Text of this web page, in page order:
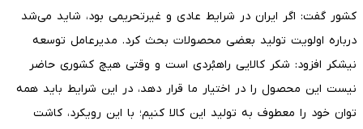
کشور گفت: اگر ایران در شرایط عادی و غیرتحریمی بود، شاید می‌شد
درباره اولویت تولید بعضی محصولات بحث کرد. مدیرعامل توسعه
نیشکر افزود: شکر کالایی راهبُردی است و وقتی هیچ کشوری حاضر
نیست این محصول را در اختیار ما قرار دهد، در این شرایط باید همه
توان خود را معطوف به تولید این کالا کنیم؛ با این رویکرد، کاشت